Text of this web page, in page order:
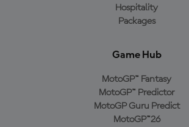
Hospitality
Packages
Game Hub
MotoGP™ Fantasy
MotoGP™ Predictor
MotoGP Guru Predict
MotoGP™26